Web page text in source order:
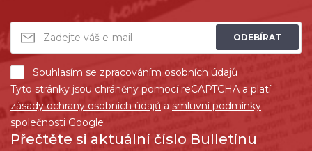
ODEBÍRAT
Souhlasím se zpracováním osobních údajů
Tyto stránky jsou chráněny pomocí reCAPTCHA a platí
zásady ochrany osobních údajů a smluvní podmínky
společnosti Google
Přečtěte si aktuální číslo Bulletinu